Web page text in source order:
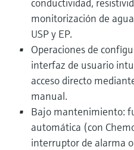
monitorización de
USP y EP.
Operaciones de
interfaz de usuario
acceso directo
manual.
Bajo mantenimiento:
automática (con
interruptor de alarma